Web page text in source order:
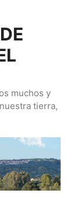
muchos y
tierra,